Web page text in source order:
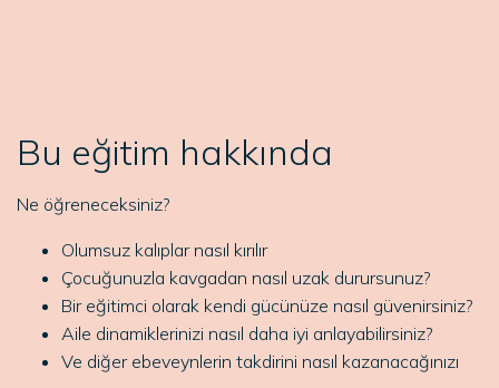
Bu eğitim hakkında
Ne öğreneceksiniz?
Olumsuz kalıplar nasıl kırılır
Çocuğunuzla kavgadan nasıl uzak durursunuz?
Bir eğitimci olarak kendi gücünüze nasıl güvenirsiniz?
Aile dinamiklerinizi nasıl daha iyi anlayabilirsiniz?
Ve diğer ebeveynlerin takdirini nasıl kazanacağınızı